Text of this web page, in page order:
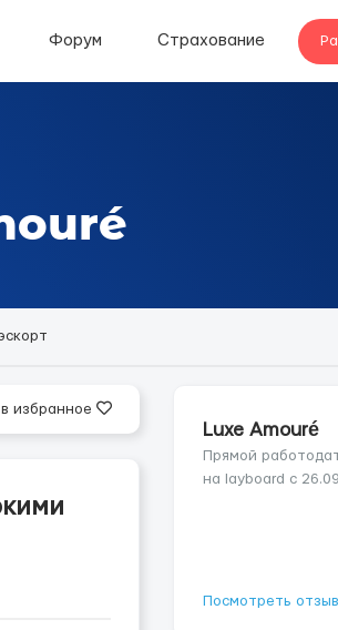
Форум Страхование
избранное
Luxe Amouré
Прямой
на layboard с
Посмотреть